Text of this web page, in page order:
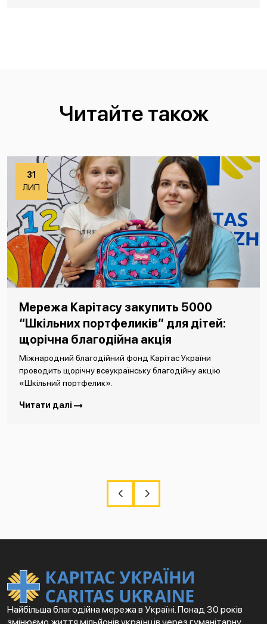
Читайте також
31
ЛИП
Мережа Карітасу закупить 5000
“Шкільних портфеликів” для дітей:
щорічна благодійна акція
Міжнародний благодійний фонд Карітас України
проводить щорічну всеукраїнську благодійну акцію
«Шкільний портфелик».
Читати далі
Найбільша благодійна мережа в Україні. Понад 30 років